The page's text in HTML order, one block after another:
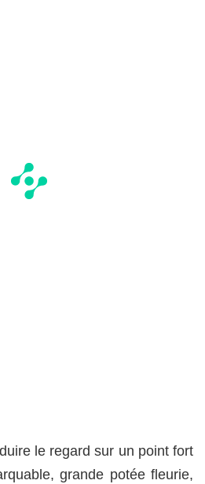
le regard sur un point fort
grande potée fleurie,